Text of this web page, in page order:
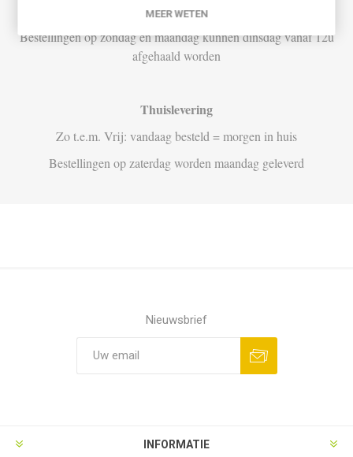
vanaf 16u
Bestellingen op zondag en maandag kunnen dinsdag vanaf 12u
afgehaald worden
Thuislevering
Zo t.e.m. Vrij: vandaag besteld = morgen in huis
Bestellingen op zaterdag worden maandag geleverd
Nieuwsbrief
INFORMATIE
MEER WETEN